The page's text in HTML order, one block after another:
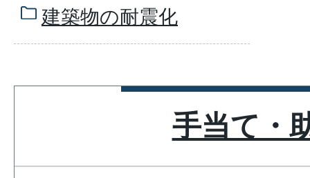
建築物の耐震化
手当て・